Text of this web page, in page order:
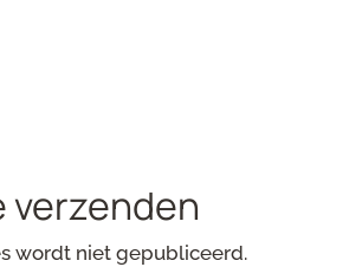
verzenden
wordt niet gepubliceerd.